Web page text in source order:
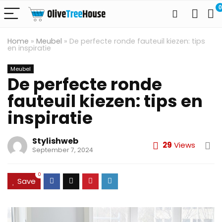
0
Home » Meubel » De perfecte ronde fauteuil kiezen: tips
en inspiratie
Meubel
De perfecte ronde
fauteuil kiezen: tips en
inspiratie
Stylishweb
September 7, 2024 29 Views
Save
0